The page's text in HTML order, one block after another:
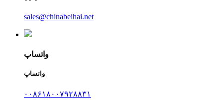
sales@chinabeihai.net
واتساپ
واتساپ
۰۰۸۶۱۸۰۰۷۹۲۸۸۳۱